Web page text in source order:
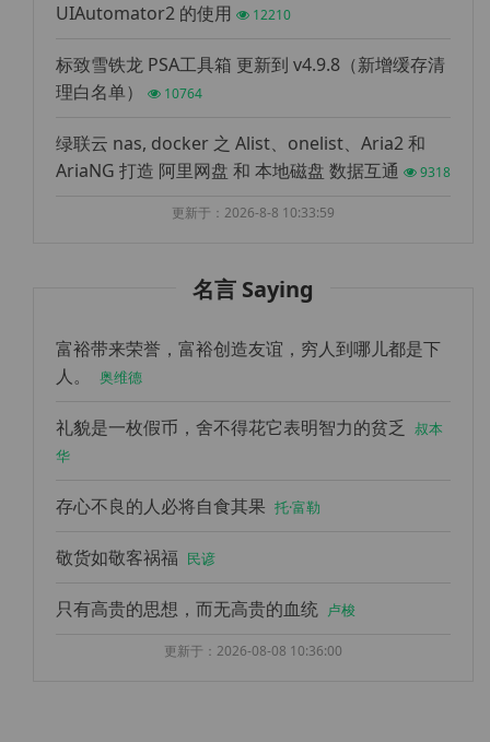
UIAutomator2 的使用 12210
标致雪铁龙 PSA工具箱 更新到 v4.9.8（新增缓存清
理白名单）
10764
绿联云 nas, docker 之 Alist、onelist、Aria2 和
AriaNG 打造 阿里网盘 和 本地磁盘 数据互通
9318
更新于：2026-8-8 10:33:59
名言 Saying
富裕带来荣誉，富裕创造友谊，穷人到哪儿都是下
人。
奥维德
礼貌是一枚假币，舍不得花它表明智力的贫乏
叔本
华
存心不良的人必将自食其果 托·富勒
敬货如敬客祸福 民谚
只有高贵的思想，而无高贵的血统 卢梭
更新于：2026-08-08 10:36:00